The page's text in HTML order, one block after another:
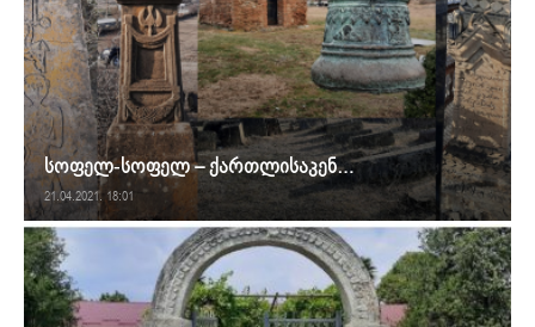
სოფელ-სოფელ – ქართლისაკენ…
21.04.2021. 18:01